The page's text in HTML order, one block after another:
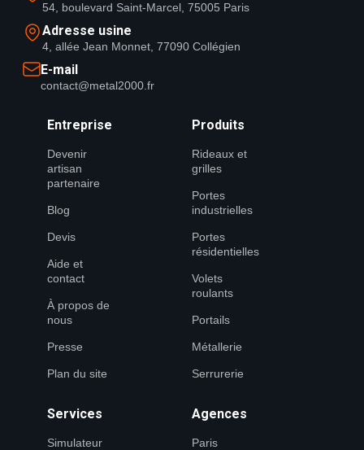
54, boulevard Saint-Marcel, 75005 Paris
Adresse usine
4, allée Jean Monnet, 77090 Collégien
E-mail
contact@metal2000.fr
Entreprise
Devenir
artisan
partenaire
Blog
Devis
Aide et
contact
À propos de
nous
Presse
Plan du site
Produits
Rideaux et
grilles
Portes
industrielles
Portes
résidentielles
Volets
roulants
Portails
Métallerie
Serrurerie
Services
Simulateur
Agences
Paris